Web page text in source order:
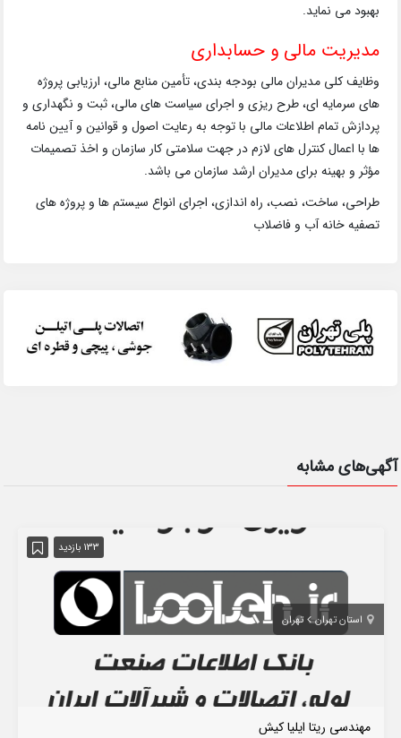
بهبود می نماید.
مدیریت مالی و حسابداری
وظایف کلی مدیران مالی بودجه بندی، تأمین منابع مالی، ارزیابی پروژه
های سرمایه ای، طرح ریزی و اجرای سیاست های مالی، ثبت و نگهداری و
پردازش تمام اطلاعات مالی با توجه به رعایت اصول و قوانین و آیین نامه
ها با اعمال کنترل های لازم در جهت سلامتی کار سازمان و اخذ تصمیمات
مؤثر و بهینه برای مدیران ارشد سازمان می باشد.
طراحی، ساخت، نصب، راه اندازی، اجرای انواع سیستم ها و پروژه های
تصفیه خانه آب و فاضلاب
آگهی‌های مشابه
133 بازدید
استان تهران تهران
مهندسی ریتا ایلیا کیش